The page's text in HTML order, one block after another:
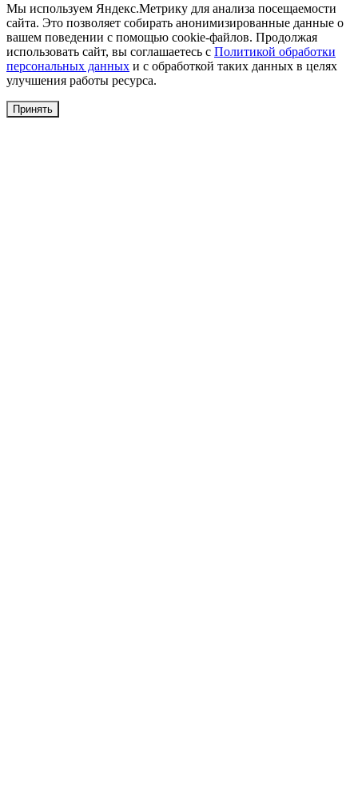
Мы используем Яндекс.Метрику для анализа посещаемости
сайта. Это позволяет собирать анонимизированные данные о
вашем поведении с помощью cookie-файлов. Продолжая
использовать сайт, вы соглашаетесь с Политикой обработки
персональных данных и с обработкой таких данных в целях
улучшения работы ресурса.
Принять